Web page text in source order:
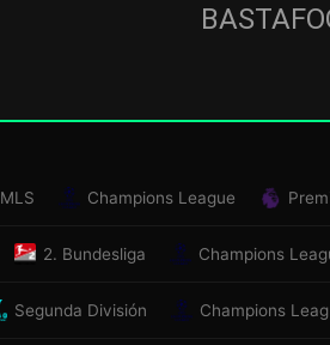
MLS Champions League
2. Bundesliga Champions
Segunda División Champions